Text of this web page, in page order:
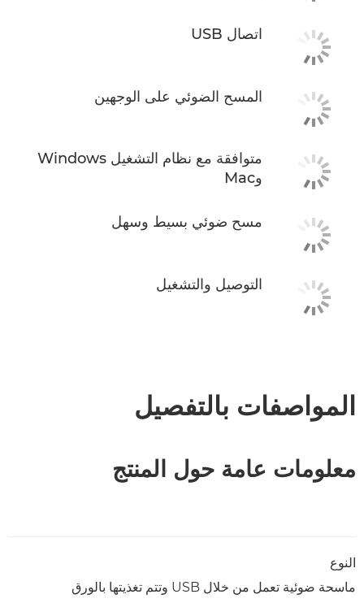
اتصال USB
المسح الضوئي على الوجهين
متوافقة مع نظام التشغيل Windows
وMac
مسح ضوئي بسيط وسهل
التوصيل والتشغيل
المواصفات بالتفصيل
معلومات عامة حول المنتج
النوع
ماسحة ضوئية تعمل من خلال USB وتتم تغذيتها بالورق